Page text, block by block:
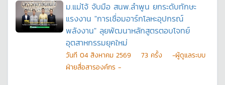
ม.แม่โจ้ จับมือ สนพ.ลำพูน ยกระดับทักษะ
แรงงาน "การเชื่อมอาร์กโลหะอุปกรณ์
พลังงาน" ลุยพัฒนาหลักสูตรตอบโจทย์
อุตสาหกรรมยุคใหม่
วันที 04 สิงหาคม 2569 73 ครั้ง
-ผู้ดูแลระบบ
ฝ่ายสื่อสารองค์กร -